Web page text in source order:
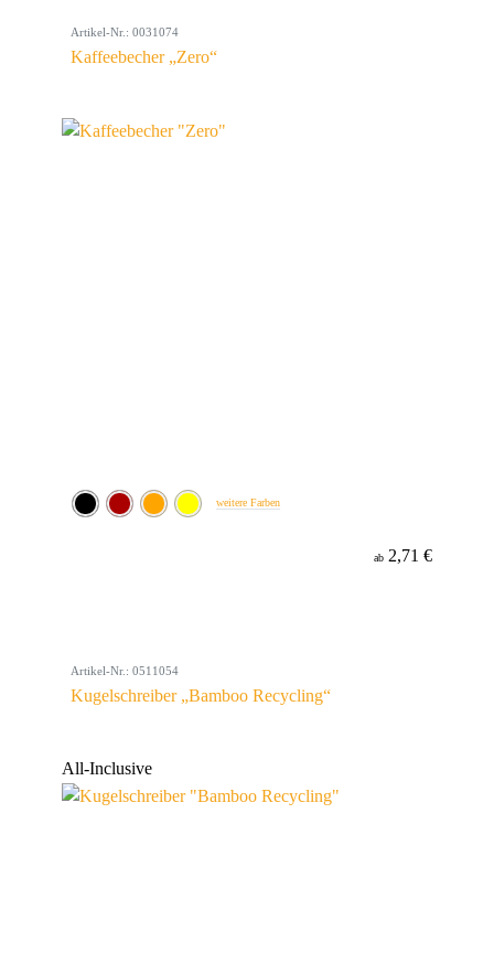
Artikel-Nr.: 0031074
Kaffeebecher „Zero“
weitere Farben
ab 2,71 €
Artikel-Nr.: 0511054
Kugelschreiber „Bamboo Recycling“
All-Inclusive